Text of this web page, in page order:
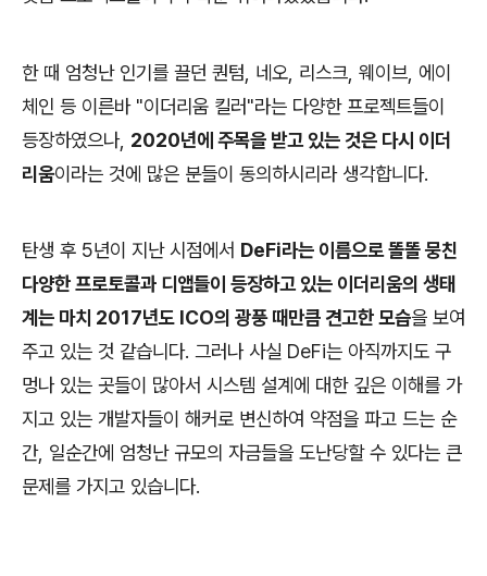
한 때 엄청난 인기를 끌던 퀀텀, 네오, 리스크, 웨이브, 에이
체인 등 이른바 "이더리움 킬러"라는 다양한 프로젝트들이
등장하였으나, 2020년에 주목을 받고 있는 것은 다시 이더
리움이라는 것에 많은 분들이 동의하시리라 생각합니다.
탄생 후 5년이 지난 시점에서 DeFi라는 이름으로 똘똘 뭉친
다양한 프로토콜과 디앱들이 등장하고 있는 이더리움의 생태
계는 마치 2017년도 ICO의 광풍 때만큼 견고한 모습을 보여
주고 있는 것 같습니다. 그러나 사실 DeFi는 아직까지도 구
멍나 있는 곳들이 많아서 시스템 설계에 대한 깊은 이해를 가
지고 있는 개발자들이 해커로 변신하여 약점을 파고 드는 순
간, 일순간에 엄청난 규모의 자금들을 도난당할 수 있다는 큰
문제를 가지고 있습니다.